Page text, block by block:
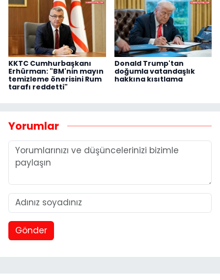
KKTC Cumhurbaşkanı
Erhürman: "BM'nin mayın
temizleme önerisini Rum
tarafı reddetti"
Donald Trump'tan
doğumla vatandaşlık
hakkına kısıtlama
Yorumlar
Gönder